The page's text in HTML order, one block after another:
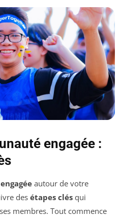
engagée :
engagée autour de votre
des étapes clés qui
membres. Tout commence